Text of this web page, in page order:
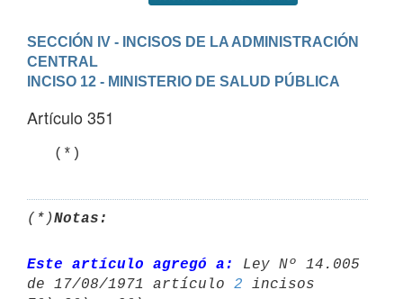
SECCIÓN IV - INCISOS DE LA ADMINISTRACIÓN
CENTRAL
INCISO 12 - MINISTERIO DE SALUD PÚBLICA
Artículo 351
   (*)
(*)Notas:
Este artículo agregó a:
Ley Nº 14.005
de 17/08/1971 artículo 2 incisos